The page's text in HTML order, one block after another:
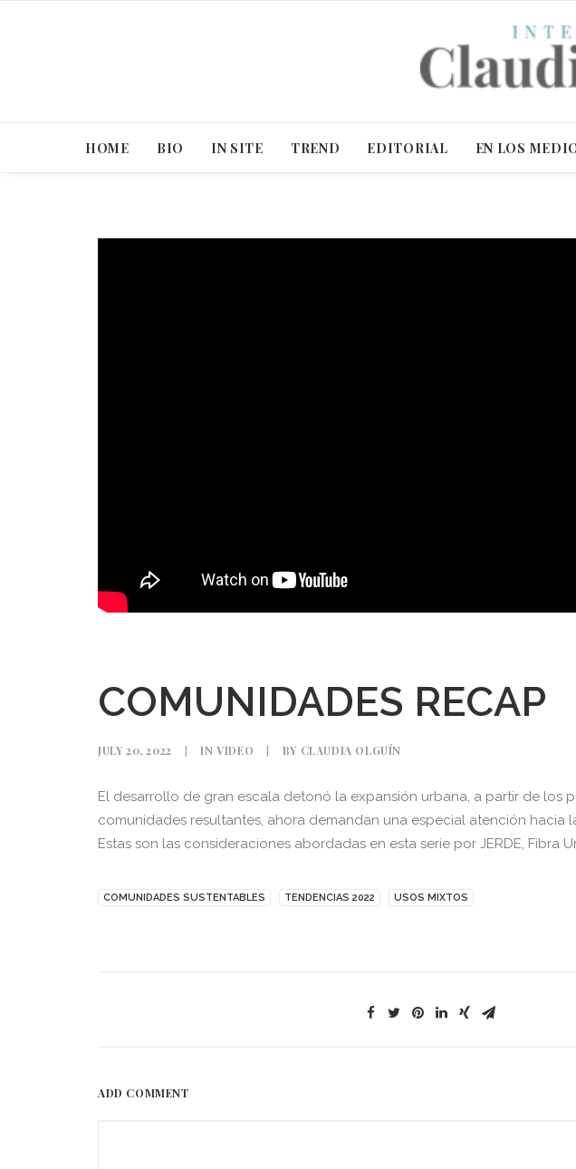
HOME BIO IN SITE TREND EDITORIAL EN LOS
COMUNIDADES RECAP
JULY 20, 2022 | INVIDEO | BY CLAUDIA OLGUÍN
El desarrollo de gran escala detonó la expansión urbana, a partir de los
comunidades resultantes, ahora demandan una especial atención hacia
Estas son las consideraciones abordadas en esta serie por JERDE, Fibra
COMUNIDADES SUSTENTABLES TENDENCIAS 2022 USOS MIXTOS
ADD COMMENT